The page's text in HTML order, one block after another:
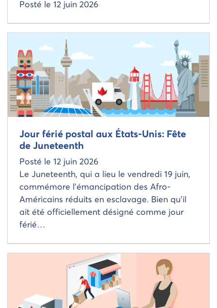
Posté le 12 juin 2026
Jour férié postal aux États-Unis: Fête
de Juneteenth
Posté le 12 juin 2026
Le Juneteenth, qui a lieu le vendredi 19 juin,
commémore l’émancipation des Afro-
Américains réduits en esclavage. Bien qu’il
ait été officiellement désigné comme jour
férié…
Read more about